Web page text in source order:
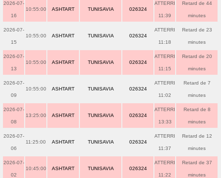
2026-07-
16
10:55:00 ASHTART TUNISAVIA 026324
ATTERRI
11:39
Retard de 44
minutes
2026-07-
15
10:55:00 ASHTART TUNISAVIA 026324
ATTERRI
11:18
Retard de 23
minutes
2026-07-
13
10:55:00 ASHTART TUNISAVIA 026324
ATTERRI
11:15
Retard de 20
minutes
2026-07-
09
10:55:00 ASHTART TUNISAVIA 026324
ATTERRI
11:02
Retard de 7
minutes
2026-07-
08
13:25:00 ASHTART TUNISAVIA 026324
ATTERRI
13:33
Retard de 8
minutes
2026-07-
06
11:25:00 ASHTART TUNISAVIA 026324
ATTERRI
11:37
Retard de 12
minutes
2026-07-
02
10:45:00 ASHTART TUNISAVIA 026324
ATTERRI
11:22
Retard de 37
minutes